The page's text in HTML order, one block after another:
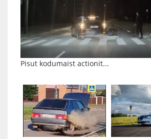
Pisut kodumaist actionit...